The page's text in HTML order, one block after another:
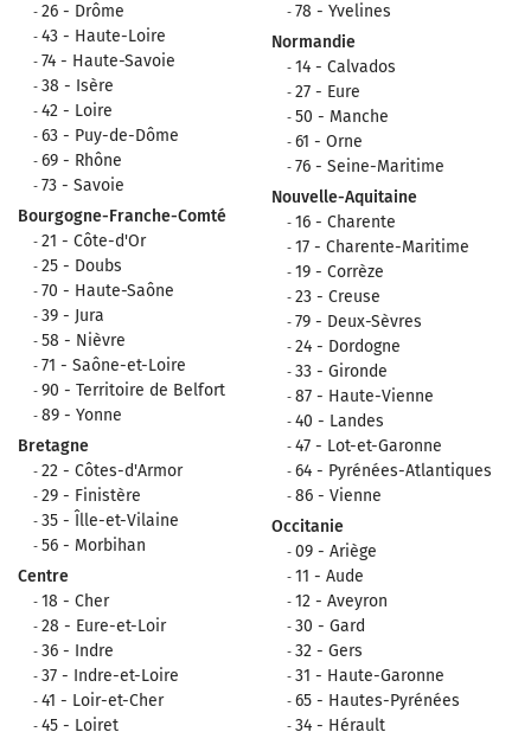
26 - Drôme
43 - Haute-Loire
74 - Haute-Savoie
38 - Isère
42 - Loire
63 - Puy-de-Dôme
69 - Rhône
73 - Savoie
Bourgogne-Franche-Comté
21 - Côte-d'Or
25 - Doubs
70 - Haute-Saône
39 - Jura
58 - Nièvre
71 - Saône-et-Loire
90 - Territoire de Belfort
89 - Yonne
Bretagne
22 - Côtes-d'Armor
29 - Finistère
35 - Îlle-et-Vilaine
56 - Morbihan
Centre
18 - Cher
28 - Eure-et-Loir
36 - Indre
37 - Indre-et-Loire
41 - Loir-et-Cher
45 - Loiret
78 - Yvelines
Normandie
14 - Calvados
27 - Eure
50 - Manche
61 - Orne
76 - Seine-Maritime
Nouvelle-Aquitaine
16 - Charente
17 - Charente-Maritime
19 - Corrèze
23 - Creuse
79 - Deux-Sèvres
24 - Dordogne
33 - Gironde
87 - Haute-Vienne
40 - Landes
47 - Lot-et-Garonne
64 - Pyrénées-Atlantiques
86 - Vienne
Occitanie
09 - Ariège
11 - Aude
12 - Aveyron
30 - Gard
32 - Gers
31 - Haute-Garonne
65 - Hautes-Pyrénées
34 - Hérault